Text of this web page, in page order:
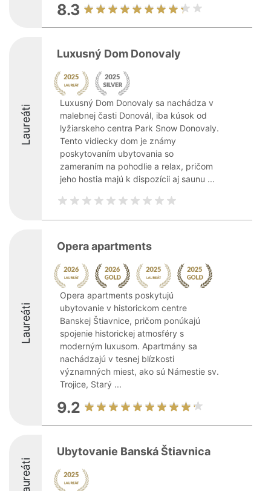
8.3
Laureáti
Luxusný Dom Donovaly
Luxusný Dom Donovaly sa nachádza v
malebnej časti Donovál, iba kúsok od
lyžiarskeho centra Park Snow Donovaly.
Tento vidiecky dom je známy
poskytovaním ubytovania so
zameraním na pohodlie a relax, pričom
jeho hostia majú k dispozícii aj saunu ...
Laureáti
Opera apartments
Opera apartments poskytujú
ubytovanie v historickom centre
Banskej Štiavnice, pričom ponúkajú
spojenie historickej atmosféry s
moderným luxusom. Apartmány sa
nachádzajú v tesnej blízkosti
významných miest, ako sú Námestie sv.
Trojice, Starý ...
9.2
Laureáti
Ubytovanie Banská Štiavnica